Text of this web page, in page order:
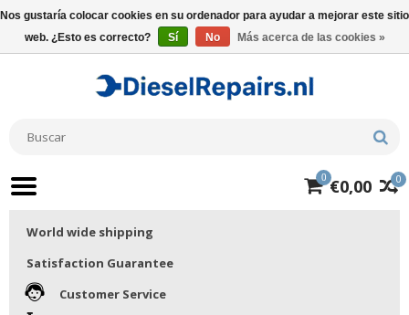
0
0 €0,00
World wide shipping
Satisfaction Guarantee
Customer Service
Nos gustaría colocar cookies en su ordenador para ayudar a mejorar este sitio
web. ¿Esto es correcto?
Sí No Más acerca de las cookies »